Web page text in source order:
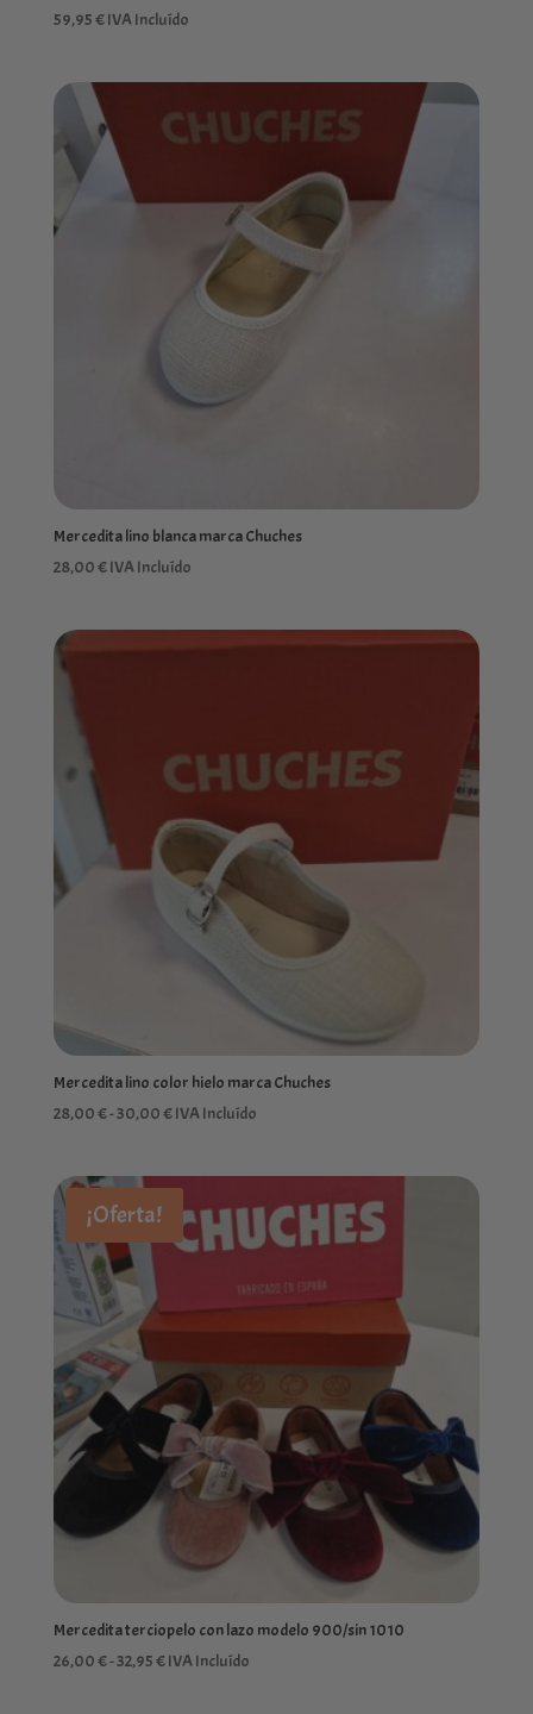
59,95€IVA Incluído
Mercedita lino blanca marca Chuches
28,00€IVA Incluído
Mercedita lino color hielo marca Chuches
28,00€-30,00€Rango
desde
28,00 €
hasta
IVA Incluído
¡Oferta!
Mercedita terciopelo con lazo modelo 900/sin 1010
26,00€-32,95€Rango
IVA Incluído